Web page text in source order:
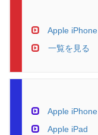
Apple iPhone
一覧を見る
Apple iPhone
Apple iPad